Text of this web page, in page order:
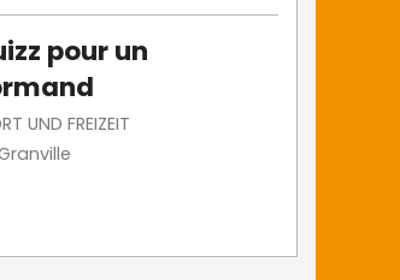
pour un
UND FREIZEIT